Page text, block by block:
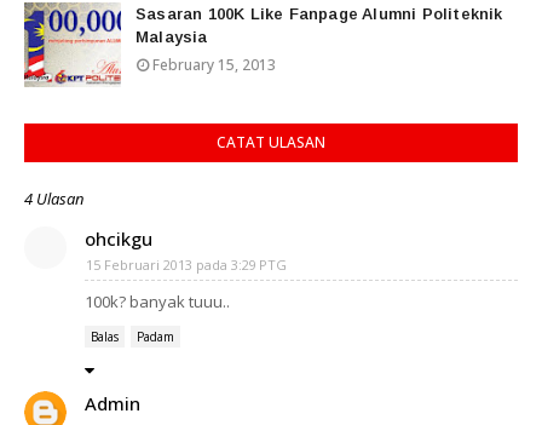
Sasaran 100K Like Fanpage Alumni Politeknik
Malaysia
February 15, 2013
CATAT ULASAN
4 Ulasan
ohcikgu
15 Februari 2013 pada 3:29 PTG
100k? banyak tuuu..
Balas Padam
Admin